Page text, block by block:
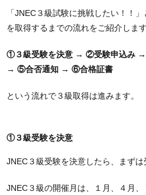
「JNEC３級試験に挑戦したい！！
を取得するまでの流れをご紹介します
①３級受験を決意 → ②受験申込み
→ ⑤合否通知 → ⑥合格証書
という流れで３級取得は進みます。
①３級受験を決意
JNEC３級受験を決意したら、まずは
JNEC３級の開催月は、１月、４月